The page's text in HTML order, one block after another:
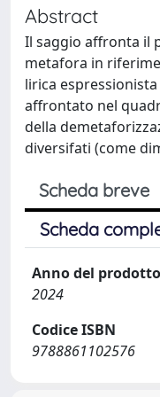
Abstract
Il saggio affronta il
metafora in
lirica
affrontato nel
della
diversifati (come
Scheda breve
Scheda
Anno del prodotto
2024
Codice ISBN
9788861102576